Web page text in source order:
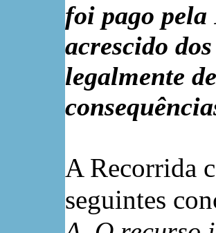
foi pago
acrescido
legalmente
A Recorrida
seguintes